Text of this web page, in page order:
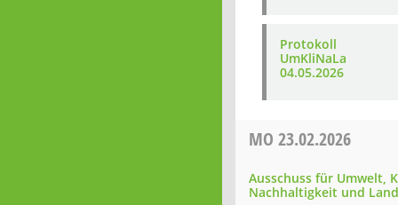
Protokoll
UmKliNaLa
04.05.2026
MO 23.02.2026
Ausschuss für Umwelt,
Nachhaltigkeit und